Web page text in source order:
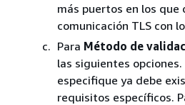
más puertos en los que
comunicación TLS con
Para Método de
las siguientes
especifique ya debe
requisitos específicos.